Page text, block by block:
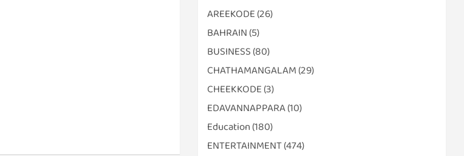
AREEKODE (26)
BAHRAIN (5)
BUSINESS (80)
CHATHAMANGALAM (29)
CHEEKKODE (3)
EDAVANNAPPARA(10)
Education (180)
ENTERTAINMENT(474)